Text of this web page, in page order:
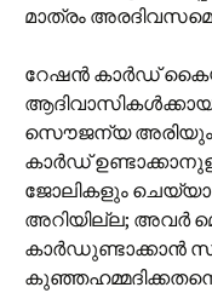
മാത്രം
റേഷന്‍ കാര്‍ഡ്
സൌജന്യ അരിയും
കാര്‍ഡ്
ജോലികളും
അറിയില്ല; അവര്‍
കാര്‍ഡുണ്ടാക്കാന്‍